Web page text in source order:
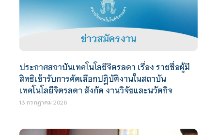
ประกาศสถาบันเทคโนโลยีจิตรลดา เรื่อง รายชื่อผู้มี
สิทธิเข้ารับการคัดเลือกปฏิบัติงานในสถาบัน
เทคโนโลยีจิตรลดา สังกัด งานวิจัยและนวัตกิจ
13 กรกฎาคม 2026